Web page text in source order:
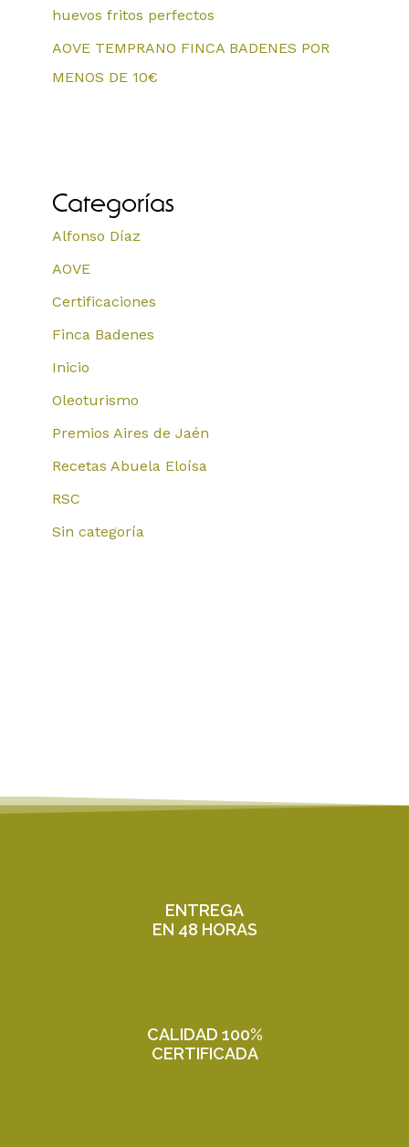
huevos fritos perfectos
AOVE TEMPRANO FINCA BADENES POR
MENOS DE 10€
Categorías
Alfonso Díaz
AOVE
Certificaciones
Finca Badenes
Inicio
Oleoturismo
Premios Aires de Jaén
Recetas Abuela Eloísa
RSC
Sin categoría
ENTREGA
EN 48 HORAS
CALIDAD 100%
CERTIFICADA